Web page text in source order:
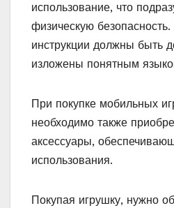
использование, что
физическую безопасность.
инструкции должны быть
изложены понятным
При покупке мобильных
необходимо также
аксессуары,
использования.
Покупая игрушку, нужно